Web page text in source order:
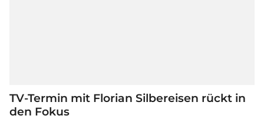
TV-Termin mit Florian Silbereisen rückt in
den Fokus